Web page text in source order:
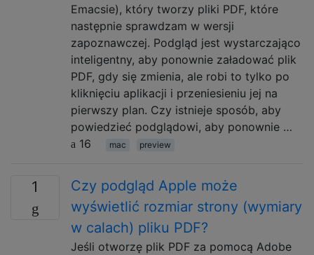
Emacsie), który tworzy pliki PDF, które
następnie sprawdzam w wersji
zapoznawczej. Podgląd jest wystarczająco
inteligentny, aby ponownie załadować plik
PDF, gdy się zmienia, ale robi to tylko po
kliknięciu aplikacji i przeniesieniu jej na
pierwszy plan. Czy istnieje sposób, aby
powiedzieć podglądowi, aby ponownie …
16
mac preview
1
Czy podgląd Apple może
wyświetlić rozmiar strony (wymiary
w calach) pliku PDF?
Jeśli otworzę plik PDF za pomocą Adobe